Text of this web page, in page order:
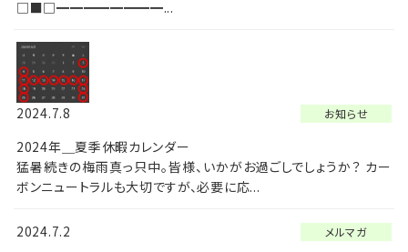
□■□━━━━━━━━...
お知らせ
2024.7.8
2024年＿夏季休暇カレンダー
猛暑続きの梅雨真っ只中。皆様、いかがお過ごしでしょうか？ カー
ボンニュートラルも大切ですが、必要に応...
メルマガ
2024.7.2